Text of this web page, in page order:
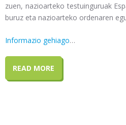
zuen, nazioarteko testuinguruak
buruz eta nazioarteko ordenaren
Informazio gehiago…
READ MORE